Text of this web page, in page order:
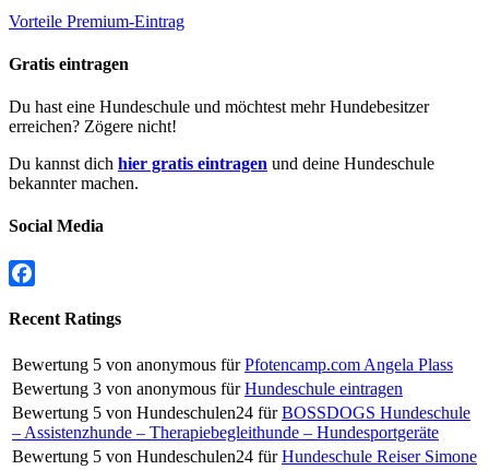
Vorteile Premium-Eintrag
Gratis eintragen
Du hast eine Hundeschule und möchtest mehr Hundebesitzer
erreichen? Zögere nicht!
Du kannst dich hier gratis eintragen und deine Hundeschule
bekannter machen.
Social Media
Recent Ratings
Bewertung 5 von anonymous für Pfotencamp.com Angela Plass
Bewertung 3 von anonymous für Hundeschule eintragen
Bewertung 5 von Hundeschulen24 für BOSSDOGS Hundeschule
– Assistenzhunde – Therapiebegleithunde – Hundesportgeräte
Bewertung 5 von Hundeschulen24 für Hundeschule Reiser Simone